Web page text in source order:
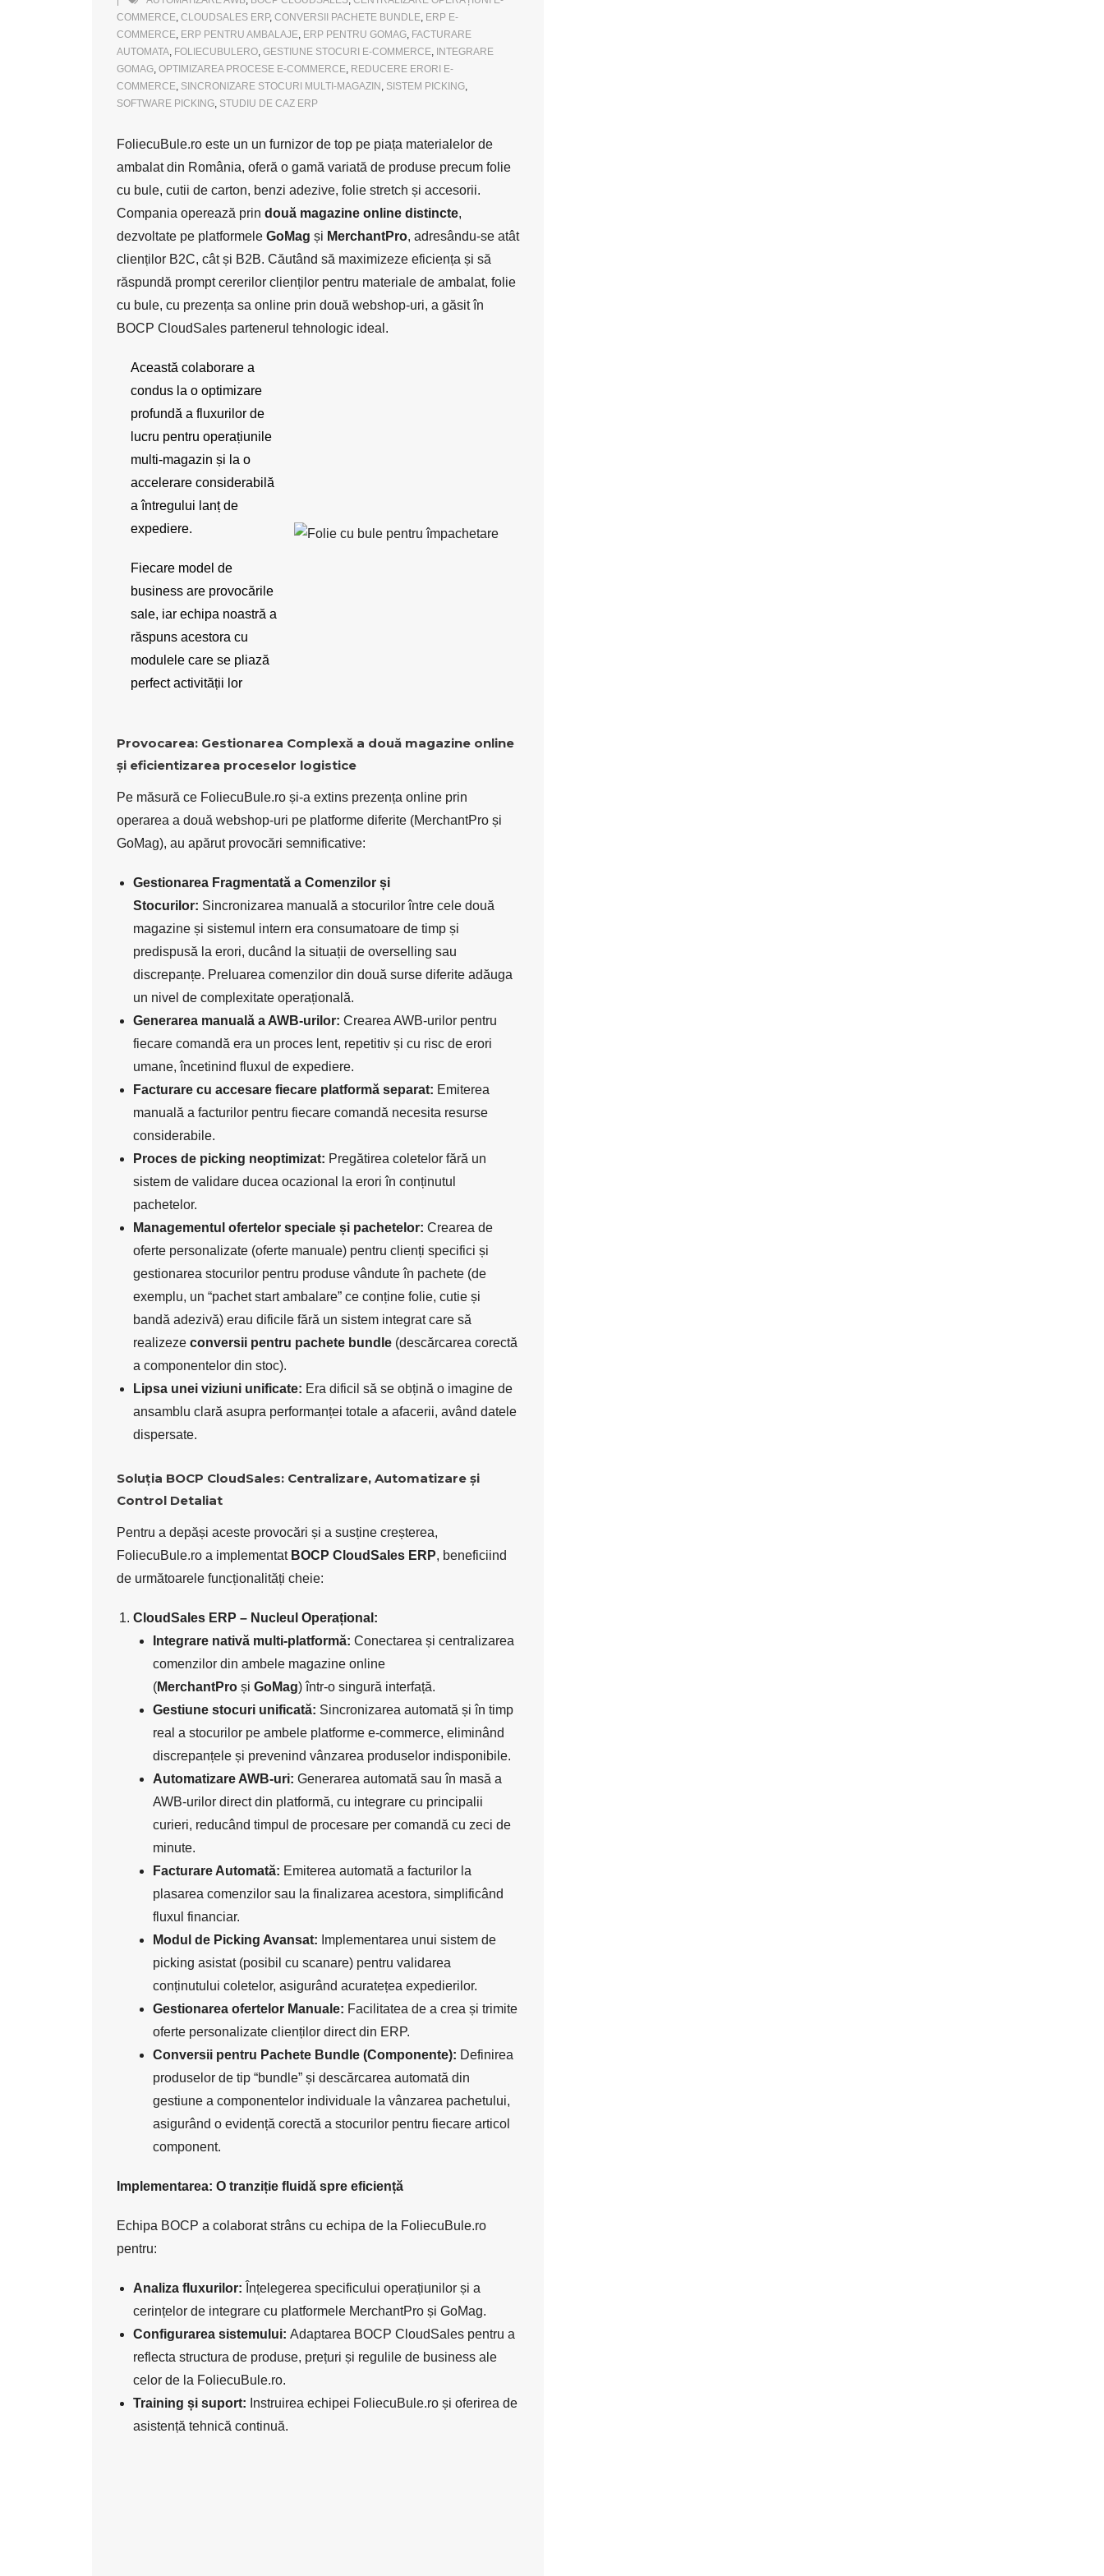
COMMERCE, CLOUDSALES ERP, CONVERSII PACHETE BUNDLE, ERP E-
COMMERCE, ERP PENTRU AMBALAJE, ERP PENTRU GOMAG, FACTURARE
AUTOMATA, FOLIECUBULERO, GESTIUNE STOCURI E-COMMERCE, INTEGRARE
GOMAG, OPTIMIZAREA PROCESE E-COMMERCE, REDUCERE ERORI E-
COMMERCE, SINCRONIZARE STOCURI MULTI-MAGAZIN , SISTEM PICKING,
SOFTWARE PICKING, STUDIU DE CAZ ERP
FoliecuBule.ro este un un furnizor de top pe piața materialelor de
ambalat din România, oferă o gamă variată de produse precum folie
cu bule, cutii de carton, benzi adezive, folie stretch și accesorii.
Compania operează prin două magazine online distincte,
dezvoltate pe platformele GoMag și MerchantPro, adresându-se atât
clienților B2C, cât și B2B. Căutând să maximizeze eficiența și să
răspundă prompt cererilor clienților pentru materiale de ambalat, folie
cu bule, cu prezența sa online prin două webshop-uri, a găsit în
BOCP CloudSales partenerul tehnologic ideal.
Această colaborare a
condus la o optimizare
profundă a fluxurilor de
lucru pentru operațiunile
multi-magazin și la o
accelerare considerabilă
a întregului lanț de
expediere.
Fiecare model de
business are provocările
sale, iar echipa noastră a
răspuns acestora cu
modulele care se pliază
perfect activității lor
Provocarea: Gestionarea Complexă a două magazine online
și eficientizarea proceselor logistice
Pe măsură ce FoliecuBule.ro și-a extins prezența online prin
operarea a două webshop-uri pe platforme diferite (MerchantPro și
GoMag), au apărut provocări semnificative:
Gestionarea Fragmentată a Comenzilor și
Stocurilor: Sincronizarea manuală a stocurilor între cele două
magazine și sistemul intern era consumatoare de timp și
predispusă la erori, ducând la situații de overselling sau
discrepanțe. Preluarea comenzilor din două surse diferite adăuga
un nivel de complexitate operațională.
Generarea manuală a AWB-urilor: Crearea AWB-urilor pentru
fiecare comandă era un proces lent, repetitiv și cu risc de erori
umane, încetinind fluxul de expediere.
Facturare cu accesare fiecare platformă separat: Emiterea
manuală a facturilor pentru fiecare comandă necesita resurse
considerabile.
Proces de picking neoptimizat: Pregătirea coletelor fără un
sistem de validare ducea ocazional la erori în conținutul
pachetelor.
Managementul ofertelor speciale și pachetelor: Crearea de
oferte personalizate (oferte manuale) pentru clienți specifici și
gestionarea stocurilor pentru produse vândute în pachete (de
exemplu, un “pachet start ambalare” ce conține folie, cutie și
bandă adezivă) erau dificile fără un sistem integrat care să
realizeze conversii pentru pachete bundle (descărcarea corectă
a componentelor din stoc).
Lipsa unei viziuni unificate: Era dificil să se obțină o imagine de
ansamblu clară asupra performanței totale a afacerii, având datele
dispersate.
Soluția BOCP CloudSales: Centralizare, Automatizare și
Control Detaliat
Pentru a depăși aceste provocări și a susține creșterea,
FoliecuBule.ro a implementat BOCP CloudSales ERP, beneficiind
de următoarele funcționalități cheie:
CloudSales ERP – Nucleul Operațional:
Integrare nativă multi-platformă: Conectarea și centralizarea
comenzilor din ambele magazine online
(MerchantPro și GoMag) într-o singură interfață.
Gestiune stocuri unificată: Sincronizarea automată și în timp
real a stocurilor pe ambele platforme e-commerce, eliminând
discrepanțele și prevenind vânzarea produselor indisponibile.
Automatizare AWB-uri: Generarea automată sau în masă a
AWB-urilor direct din platformă, cu integrare cu principalii
curieri, reducând timpul de procesare per comandă cu zeci de
minute.
Facturare Automată: Emiterea automată a facturilor la
plasarea comenzilor sau la finalizarea acestora, simplificând
fluxul financiar.
Modul de Picking Avansat: Implementarea unui sistem de
picking asistat (posibil cu scanare) pentru validarea
conținutului coletelor, asigurând acuratețea expedierilor.
Gestionarea ofertelor Manuale: Facilitatea de a crea și trimite
oferte personalizate clienților direct din ERP.
Conversii pentru Pachete Bundle (Componente): Definirea
produselor de tip “bundle” și descărcarea automată din
gestiune a componentelor individuale la vânzarea pachetului,
asigurând o evidență corectă a stocurilor pentru fiecare articol
component.
Implementarea: O tranziție fluidă spre eficiență
Echipa BOCP a colaborat strâns cu echipa de la FoliecuBule.ro
pentru:
Analiza fluxurilor: Înțelegerea specificului operațiunilor și a
cerințelor de integrare cu platformele MerchantPro și GoMag.
Configurarea sistemului: Adaptarea BOCP CloudSales pentru a
reflecta structura de produse, prețuri și regulile de business ale
celor de la FoliecuBule.ro.
Training și suport: Instruirea echipei FoliecuBule.ro și oferirea de
asistență tehnică continuă.